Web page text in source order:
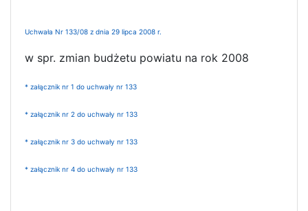
Uchwała Nr 133/08 z dnia 29 lipca 2008 r.
w spr. zmian budżetu powiatu na rok 2008
* załącznik nr 1 do uchwały nr 133
* załącznik nr 2 do uchwały nr 133
* załącznik nr 3 do uchwały nr 133
* załącznik nr 4 do uchwały nr 133